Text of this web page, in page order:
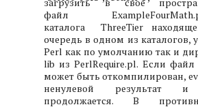
файл
каталога ThreeTier
очередь в одном из каталогов,
Perl как по умолчанию так и
lib из PerlRequire.pl. Если файл
может быть откомпилирован,
ненулевой результат и
продолжается. В